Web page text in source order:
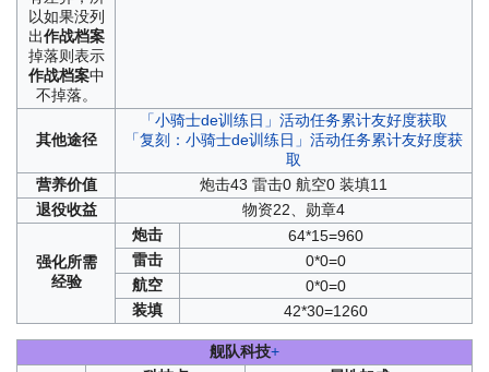
以如果没列
出作战档案
掉落则表示
作战档案中
不掉落。
其他途径
「小骑士de训练日」活动任务累计友好度获取
「复刻：小骑士de训练日」活动任务累计友好度获
取
营养价值
炮击43 雷击0 航空0 装填11
退役收益 物资22、勋章4
强化所需
经验
炮击
64*15=960
雷击
0*0=0
航空
0*0=0
装填
42*30=1260
舰队科技+